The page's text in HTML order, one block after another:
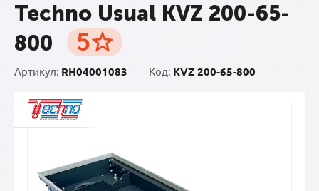
Techno Usual KVZ 200-65-
800
5
Артикул: RH04001083 Код: KVZ 200-65-800